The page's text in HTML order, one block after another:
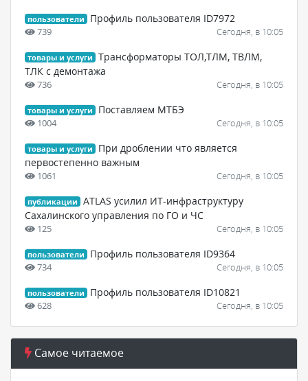
пользователи Профиль пользователя ID7972
739 Сегодня, в 10:05
товары и услуги
Трансформаторы ТОЛ,ТЛМ, ТВЛМ,
ТЛК с демонтажа
736 Сегодня, в 10:05
товары и услуги Поставляем МТБЭ
1004 Сегодня, в 10:05
товары и услуги
При дроблении что является
первостепенно важным
1061 Сегодня, в 10:05
публикации
ATLAS усилил ИТ-инфраструктуру
Сахалинского управления по ГО и ЧС
125 Сегодня, в 10:05
пользователи Профиль пользователя ID9364
734 Сегодня, в 10:05
пользователи Профиль пользователя ID10821
628 Сегодня, в 10:05
Самое читаемое